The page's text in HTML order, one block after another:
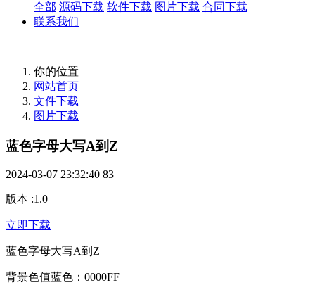
全部 源码下载 软件下载 图片下载 合同下载
联系我们
你的位置
网站首页
文件下载
图片下载
蓝色字母大写A到Z
2024-03-07 23:32:40 83
版本 :1.0
立即下载
蓝色字母大写A到Z
背景色值蓝色：0000FF